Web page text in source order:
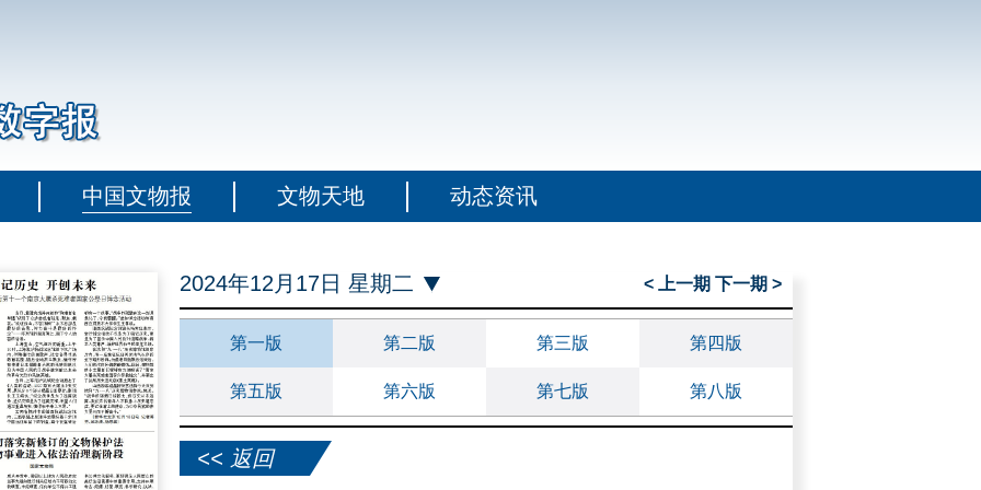
中国文物报 文物天地 动态资讯
2024年12月17日 星期二 < 上一期 下一期 >
第一版 第二版 第三版 第四版
第五版 第六版 第七版 第八版
<< 返回